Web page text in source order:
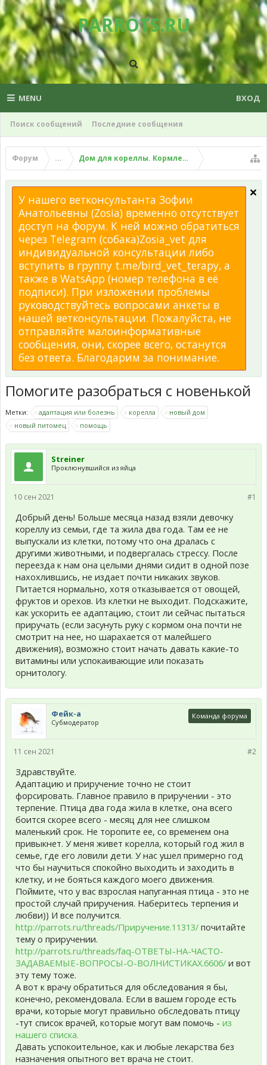
PARROTS.RU
MENU
Поиск сообщений Последние сообщения
ВХОД
Форум ... Дом для кореллы. Кормление корелл.
У нашего ветконсультанта Зофии
Анатольевны (Zosia) временно отсутствует
доступ на форум. К ней можно обратиться
через Telegram (собака)Zosia_vet для
индивидуальной консультации либо
вступить в группу t.me/bird_vet_terapy, а
также в WatsApp (номер телефона в её
подписи). При изложении проблемы
руководствуйтесь вопросами анкеты в
нашей ветконсультации. Пожалуйста, не
отправляйте малоинформативные
сообщения, они, скорее всего, останутся
без ответа. Благодарим за понимание.
Помогите разобраться с новенькой
Метки: адаптация или болезнь корелла
новый дом
новый питомец
помощь
Streiner
Проклюнувшийся из яйца
#1
10 сен 2021
Добрый день! Больше месяца назад взяли девочку
кореллу из семьи, где та жила два года. Там ее не
выпускали из клетки, потому что она дралась с
другими животными, и подвергалась стрессу. После
переезда к нам она целыми днями сидит в одной позе
нахохлившись, не издает почти никаких звуков.
Питается нормально, хотя отказывается от овощей,
фруктов и орехов. Из клетки не выходит. Подскажите,
как ускорить ее адаптацию, стоит ли сейчас пытаться
приручать (если засунуть руку с кормом она почти не
смотрит на нее, но шарахается от малейшего
движения), возможно стоит начать давать какие-то
витамины или успокаивающие или показать
орнитологу.
Фейк-а
Субмодератор
Команда форума
#2
11 сен 2021
Здравствуйте.
Адаптацию и приручение точно не стоит
форсировать. Главное правило в приручении - это
терпение. Птица два года жила в клетке, она всего
боится скорее всего - месяц для нее слишком
маленький срок. Не торопите ее, со временем она
привыкнет. У меня живет корелла, который год жил в
семье, где его ловили дети. У нас ушел примерно год
что бы научиться спокойно выходить и заходить в
клетку, и не бояться каждого моего движения.
Поймите, что у вас взрослая напуганная птица - это не
простой случай приручения. Наберитесь терпения и
любви)) И все получится.
http://parrots.ru/threads/Приручение.11313/ почитайте
тему о приручении.
http://parrots.ru/threads/faq-ОТВЕТЫ-НА-ЧАСТО-
ЗАДАВАЕМЫЕ-ВОПРОСЫ-О-ВОЛНИСТИКАХ.6606/ и вот
эту тему тоже.
А вот к врачу обратиться для обследования я бы,
конечно, рекомендовала. Если в вашем городе есть
врачи, которые могут правильно обследовать птицу
-тут список врачей, которые могут вам помочь - из
нашего списка.
Давать успокоительное, как и любые лекарства без
назначения опытного вет врача не стоит.